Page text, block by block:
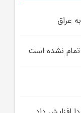
عراق
تمام نشده است